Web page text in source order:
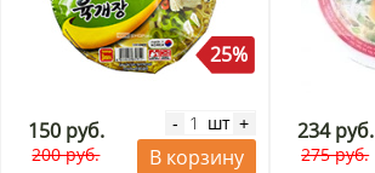
25%
150 руб.
200 руб.
- шт +
В корзину
234 руб.
275 руб.